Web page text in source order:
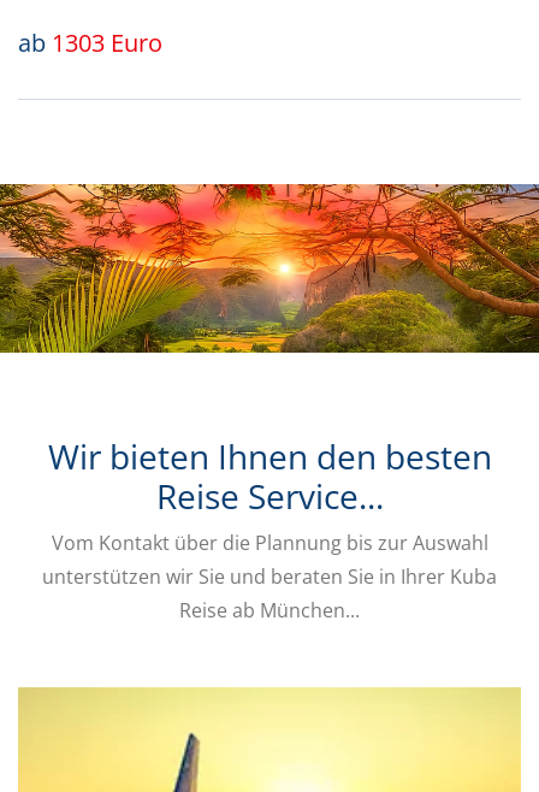
ab 1303 Euro
Wir bieten Ihnen den besten
Reise Service...
Vom Kontakt über die Plannung bis zur Auswahl
unterstützen wir Sie und beraten Sie in Ihrer Kuba
Reise ab München...